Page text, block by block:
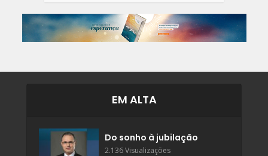
EM ALTA
Do sonho à jubilação
2.136 Visualizações